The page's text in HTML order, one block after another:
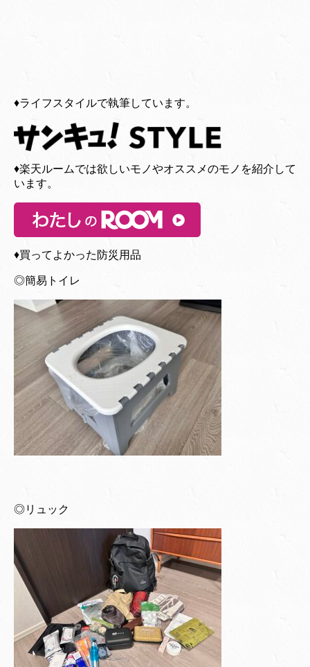
♦︎ライフスタイルで執筆しています。
♦︎楽天ルームでは欲しいモノやオススメのモノを紹介して
います。
♦︎買ってよかった防災用品
◎簡易トイレ
◎リュック